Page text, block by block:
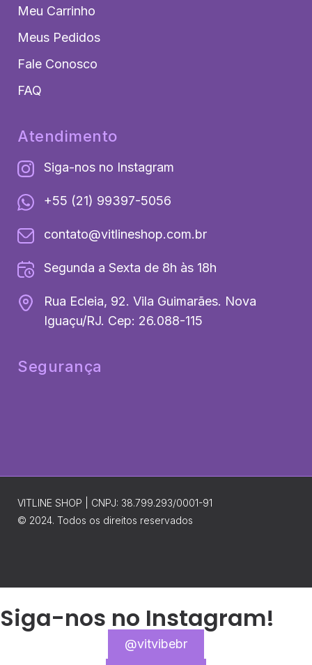
Meu Carrinho
Meus Pedidos
Fale Conosco
FAQ
Atendimento
Siga-nos no Instagram
+55 (21) 99397-5056
contato@vitlineshop.com.br
Segunda a Sexta de 8h às 18h
Rua Ecleia, 92. Vila Guimarães. Nova
Iguaçu/RJ. Cep: 26.088-115
Segurança
VITLINE SHOP | CNPJ: 38.799.293/0001-91
© 2024. Todos os direitos reservados
Siga-nos no Instagram!
@vitvibebr